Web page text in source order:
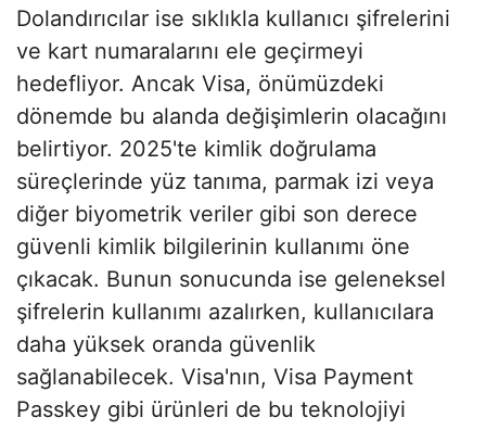
Dolandırıcılar ise sıklıkla kullanıcı şifrelerini
ve kart numaralarını ele geçirmeyi
hedefliyor. Ancak Visa, önümüzdeki
dönemde bu alanda değişimlerin olacağını
belirtiyor. 2025'te kimlik doğrulama
süreçlerinde yüz tanıma, parmak izi veya
diğer biyometrik veriler gibi son derece
güvenli kimlik bilgilerinin kullanımı öne
çıkacak. Bunun sonucunda ise geleneksel
şifrelerin kullanımı azalırken, kullanıcılara
daha yüksek oranda güvenlik
sağlanabilecek. Visa'nın, Visa Payment
Passkey gibi ürünleri de bu teknolojiyi